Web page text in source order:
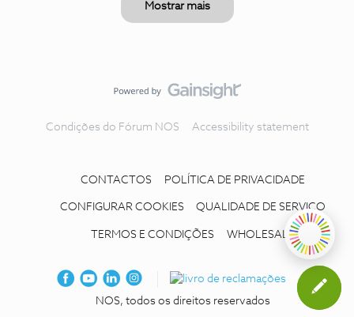
Mostrar mais
Condições do Fórum NOS Accessibility statement
CONTACTOS POLÍTICA DE PRIVACIDADE
CONFIGURAR COOKIES QUALIDADE DE SERVIÇO
TERMOS E CONDIÇÕES WHOLESALE
NOS, todos os direitos reservados